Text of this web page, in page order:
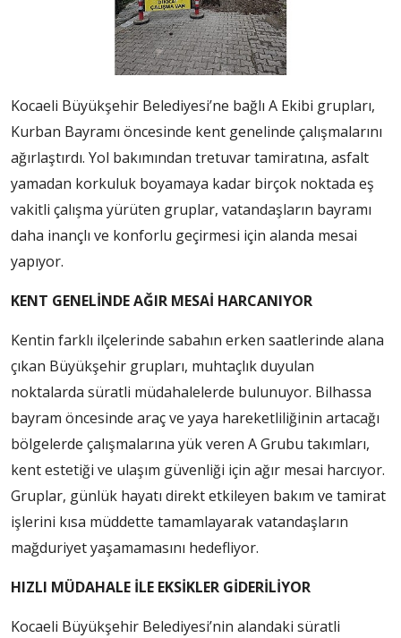
Kocaeli Büyükşehir Belediyesi’ne bağlı A Ekibi grupları,
Kurban Bayramı öncesinde kent genelinde çalışmalarını
ağırlaştırdı. Yol bakımından tretuvar tamiratına, asfalt
yamadan korkuluk boyamaya kadar birçok noktada eş
vakitli çalışma yürüten gruplar, vatandaşların bayramı
daha inançlı ve konforlu geçirmesi için alanda mesai
yapıyor.
KENT GENELİNDE AĞIR MESAİ HARCANIYOR
Kentin farklı ilçelerinde sabahın erken saatlerinde alana
çıkan Büyükşehir grupları, muhtaçlık duyulan
noktalarda süratli müdahalelerde bulunuyor. Bilhassa
bayram öncesinde araç ve yaya hareketliliğinin artacağı
bölgelerde çalışmalarına yük veren A Grubu takımları,
kent estetiği ve ulaşım güvenliği için ağır mesai harcıyor.
Gruplar, günlük hayatı direkt etkileyen bakım ve tamirat
işlerini kısa müddette tamamlayarak vatandaşların
mağduriyet yaşamamasını hedefliyor.
HIZLI MÜDAHALE İLE EKSİKLER GİDERİLİYOR
Kocaeli Büyükşehir Belediyesi’nin alandaki süratli